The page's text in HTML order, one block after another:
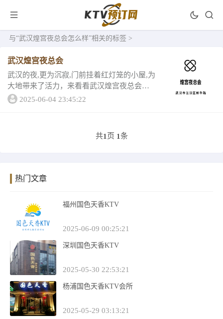
与“武汉煌宫夜总会怎么样”相关的标签 >
武汉煌宫夜总会
武汉的夜,更为沉寂,门前挂着红灯笼的小屋,为
大地带来了活力，来看看武汉煌宫夜总会
吧！夜晚的星空在这里,特别的璀璨明亮。下
2025-06-04 23:45:22
共1 页 1条
热门文章
福州国色天香KTV
2025-06-09 00:25:21
深圳国色天香KTV
2025-05-30 22:53:21
杨浦国色天香KTV会所
2025-05-29 03:13:21